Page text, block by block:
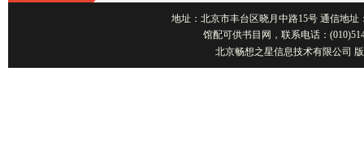
地址：北京市丰台区晓月中路15号 通信地址
馆配可供书目网，联系电话：
北京畅想之星信息技术有限公司